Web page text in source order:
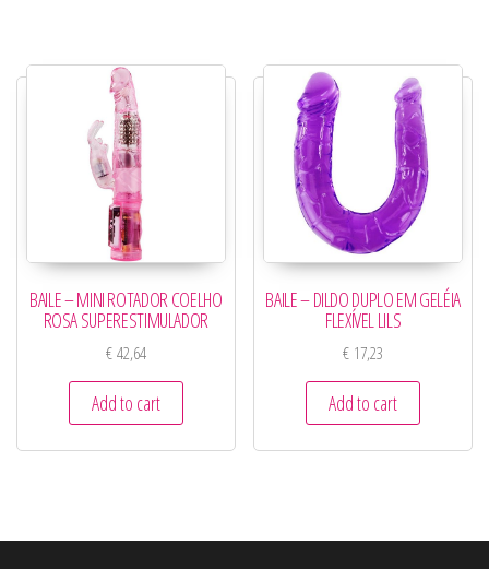
BAILE – MINI ROTADOR COELHO
ROSA SUPERESTIMULADOR
€42,64
Add to cart
BAILE – DILDO DUPLO EM GELÉIA
FLEXÍVEL LILS
€ 17,23
Add to cart